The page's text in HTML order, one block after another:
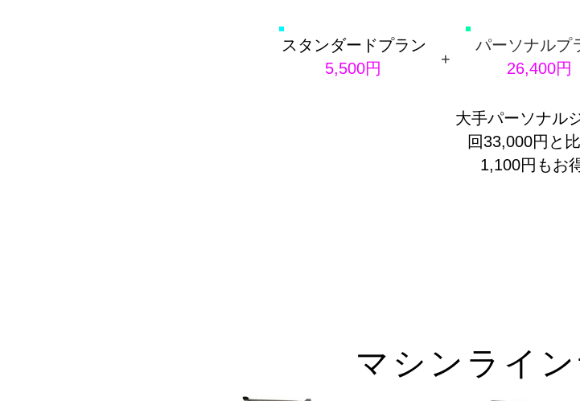
大手パーソナル
回33,000円と
1,100円もお
スタンダードプラン
5,500円
+
パーソナルプ
26,400円
マシンライ